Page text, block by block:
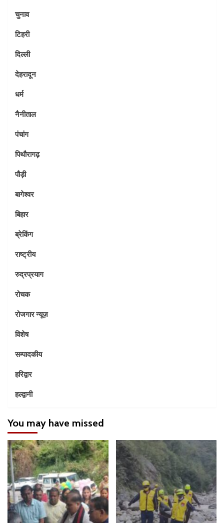
चुनाव
टिहरी
दिल्ली
देहरादून
धर्म
नैनीताल
पंचांग
पिथौरागढ़
पौड़ी
बागेश्वर
बिहार
ब्रेकिंग
राष्ट्रीय
रुद्रप्रयाग
रोचक
रोजगार न्यूज़
विशेष
सम्पादकीय
हरिद्वार
हल्द्वानी
You may have missed